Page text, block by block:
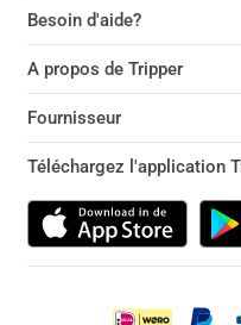
Besoin d'aide?
A propos de Tripper
Fournisseur
Téléchargez l'application